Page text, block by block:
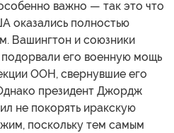
важно — так это что
оказались полностью
Вашингтон и союзники
подорвали его военную мощь
ООН, свернувшие его
президент Джордж
не покорять иракскую
поскольку тем самым